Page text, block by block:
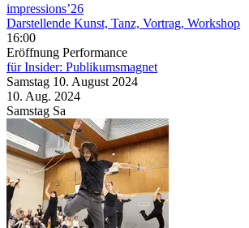
impressions’26
Darstellende Kunst, Tanz, Vortrag, Workshop
16:00
Eröffnung Performance
für Insider: Publikumsmagnet
Samstag 10. August 2024
10. Aug. 2024
Samstag Sa